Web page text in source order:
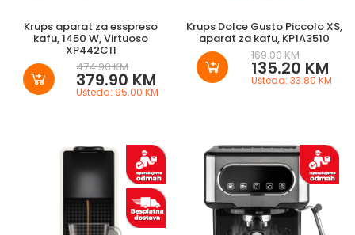
Krups aparat za esspreso
kafu, 1450 W, Virtuoso
XP442C11
474.90 KM
379.90 KM
Ušteda: 95.00 KM
Krups Dolce Gusto Piccolo XS,
aparat za kafu, KP1A3510
169.00 KM
135.20 KM
Ušteda: 33.80 KM